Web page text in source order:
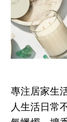
專注居家生
人生活日常